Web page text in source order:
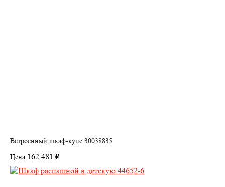
Встроенный шкаф-купе 30038835
Цена 162 481 ₽